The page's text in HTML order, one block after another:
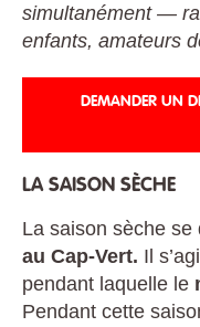
simultanément —
enfants, amateurs
DEMANDER UN
LA SAISON SÈCHE
La saison sèche se
au Cap-Vert. Il
pendant laquelle le
Pendant cette